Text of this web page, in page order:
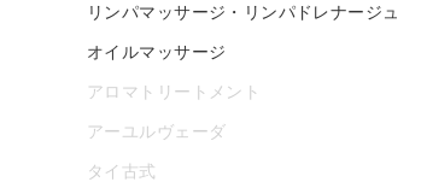
リンパマッサージ・リンパドレナージュ
オイルマッサージ
アロマトリートメント
アーユルヴェーダ
タイ古式